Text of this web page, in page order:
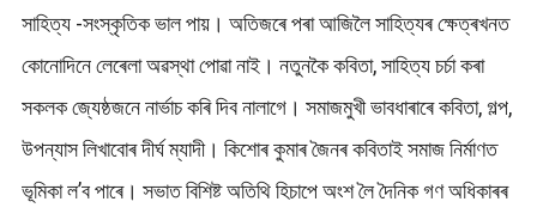
সাহিত্য -সংস্কৃতিক ভাল পায়। অতিজৰে পৰা আজিলৈ সাহিত্যৰ ক্ষেত্ৰখনত
কোনোদিনে লেৰেলা অৱস্থা পোৱা নাই। নতুনকৈ কবিতা, সাহিত্য চৰ্চা কৰা
সকলক জ্যেষ্ঠজনে নাৰ্ভাচ কৰি দিব নালাগে। সমাজমুখী ভাবধাৰাৰে কবিতা, গল্প,
উপন্যাস লিখাবোৰ দীৰ্ঘ ম্যাদী। কিশোৰ কুমাৰ জৈনৰ কবিতাই সমাজ নিৰ্মাণত
ভূমিকা ল’ব পাৰে। সভাত বিশিষ্ট অতিথি হিচাপে অংশ লৈ দৈনিক গণ অধিকাৰৰ